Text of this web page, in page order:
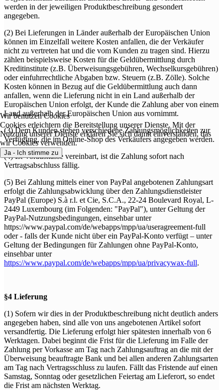
werden in der jeweiligen Produktbeschreibung gesondert
angegeben.
(2) Bei Lieferungen in Länder außerhalb der Europäischen Union
können im Einzelfall weitere Kosten anfallen, die der Verkäufer
nicht zu vertreten hat und die vom Kunden zu tragen sind. Hierzu
zählen beispielsweise Kosten für die Geldübermittlung durch
Kreditinstitute (z.B. Überweisungsgebühren, Wechselkursgebühren)
oder einfuhrrechtliche Abgaben bzw. Steuern (z.B. Zölle). Solche
Kosten können in Bezug auf die Geldübermittlung auch dann
anfallen, wenn die Lieferung nicht in ein Land außerhalb der
Europäischen Union erfolgt, der Kunde die Zahlung aber von einem
Land außerhalb der Europäischen Union aus vornimmt.
(3) Dem Kunden stehen verschiedene Zahlungsmöglichkeiten zur
Verfügung, die im Online-Shop des Verkäufers angegeben werden.
(4) Ist Vorauskasse vereinbart, ist die Zahlung sofort nach
Vertragsabschluss fällig.
(5) Bei Zahlung mittels einer von PayPal angebotenen Zahlungsart
erfolgt die Zahlungsabwicklung über den Zahlungsdienstleister
PayPal (Europe) S.à r.l. et Cie, S.C.A., 22-24 Boulevard Royal, L-
2449 Luxembourg (im Folgenden: "PayPal"), unter Geltung der
PayPal-Nutzungsbedingungen, einsehbar unter
https://www.paypal.com/de/webapps/mpp/ua/useragreement-full
oder - falls der Kunde nicht über ein PayPal-Konto verfügt – unter
Geltung der Bedingungen für Zahlungen ohne PayPal-Konto,
einsehbar unter
https://www.paypal.com/de/webapps/mpp/ua/privacywax-full.
§4 Lieferung
(1) Sofern wir dies in der Produktbeschreibung nicht deutlich anders
angegeben haben, sind alle von uns angebotenen Artikel sofort
versandfertig. Die Lieferung erfolgt hier spätesten innerhalb von 6
Werktagen. Dabei beginnt die Frist für die Lieferung im Falle der
Zahlung per Vorkasse am Tag nach Zahlungsauftrag an die mit der
Überweisung beauftragte Bank und bei allen anderen Zahlungsarten
am Tag nach Vertragsschluss zu laufen. Fällt das Fristende auf einen
Samstag, Sonntag oder gesetzlichen Feiertag am Lieferort, so endet
die Frist am nächsten Werktag.
Wir benutzen Cookies
Cookies erleichtern die Bereitstellung unserer Dienste. Mit der
Nutzung unserer Dienste erklären Sie sich damit einverstanden, das
wir Cookies verwenden.
Ja - Ich stimme zu